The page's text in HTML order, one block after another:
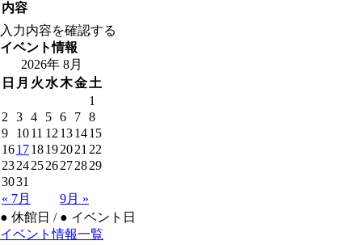
内容
イベント情報
2026年 8月
日 月 火 水木金土
1
2
3 4 5 6 7 8
9
1011 12 131415
161718192021 22
23242526272829
3031
« 7月
9月 »
● 休館日 / ● イベント日
イベント情報一覧